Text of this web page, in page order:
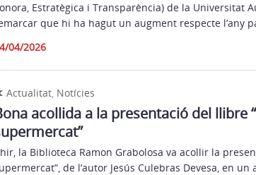
Estratègica i Transparència) de la Universitat
que hi ha hagut un augment respecte l’any
04/2026
Actualitat, Notícies
acollida a la presentació del llibre
la Biblioteca Ramon Grabolosa va acollir la
de l’autor Jesús Culebras Devesa, en